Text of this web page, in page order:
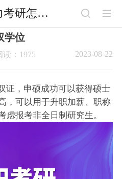
同等学力考研怎么得双学位
学位
2023-08-22
读：1975
证，申硕成功可以获得硕士
，可以用于升职加薪、职称
虑报考非全日制研究生。